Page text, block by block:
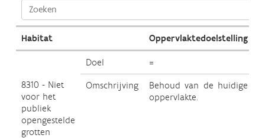
Habitat Oppervlaktedoelstelling
Doel =
8310 - Niet
voor het
publiek
opengestelde
grotten
Omschrijving
Behoud van de huidige
oppervlakte.